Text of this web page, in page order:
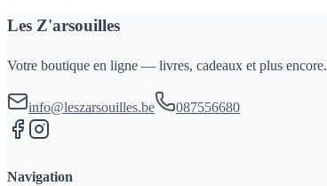
Les Z'arsouilles
Votre boutique en ligne — livres, cadeaux et plus encore.
info@leszarsouilles.be 087556680
Navigation